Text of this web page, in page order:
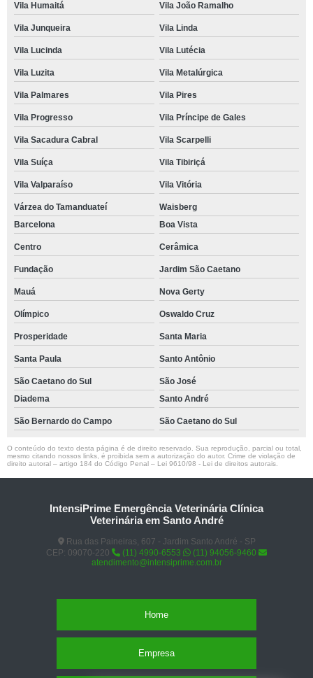
Vila Humaitá Vila João Ramalho
Vila Junqueira Vila Linda
Vila Lucinda Vila Lutécia
Vila Luzita Vila Metalúrgica
Vila Palmares Vila Pires
Vila Progresso Vila Príncipe de Gales
Vila Sacadura Cabral Vila Scarpelli
Vila Suíça Vila Tibiriçá
Vila Valparaíso Vila Vitória
Várzea do Tamanduateí
Waisberg
Barcelona
Boa Vista
Centro Cerâmica
Fundação Jardim São Caetano
Mauá Nova Gerty
Olímpico Oswaldo Cruz
Prosperidade Santa Maria
Santa Paula Santo Antônio
São Caetano do Sul
São José
Diadema
Santo André
São Bernardo do Campo São Caetano do Sul
O conteúdo do texto desta página é de direito reservado. Sua reprodução, parcial ou total,
mesmo citando nossos links, é proibida sem a autorização do autor. Crime de violação de
direito autoral – artigo 184 do Código Penal – Lei 9610/98 - Lei de direitos autorais
IntensiPrime Emergência Veterinária Clínica
Veterinária em Santo André
Rua das Paineiras, 607 - Jardim Santo André - SP
CEP: 09070-220
(11) 4990-6553
(11) 94056-9460
atendimento@intensiprime.com.br
Home
Empresa